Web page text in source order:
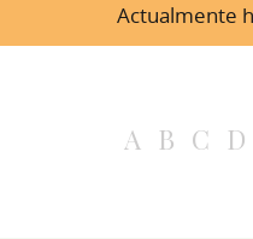
Actualmente
A B C D